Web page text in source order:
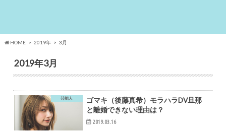
HOME 2019年 3月
2019年3月
芸能人
ゴマキ（後藤真希）モラハラDV旦那
と離婚できない理由は？
2019.03.16